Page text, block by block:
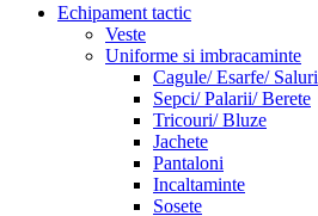
Echipament tactic
Veste
Uniforme si imbracaminte
Cagule/ Esarfe/ Saluri
Sepci/ Palarii/ Berete
Tricouri/ Bluze
Jachete
Pantaloni
Incaltaminte
Sosete